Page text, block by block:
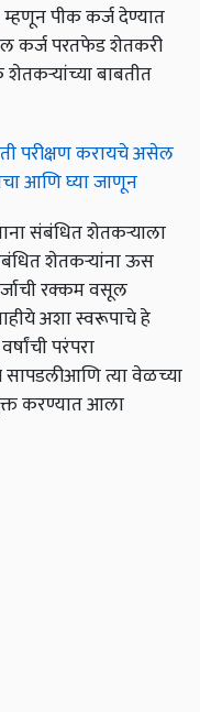
पीक कर्ज देण्यात
कर्ज परतफेड शेतकरी
शेतकऱ्यांच्या बाबतीत
परीक्षण करायचे असेल
आणि घ्या जाणून
संबंधित शेतकऱ्याला
शेतकऱ्यांना ऊस
रक्कम वसूल
अशा स्वरूपाचे हे
परंपरा
त्या वेळच्या
करण्यात आला